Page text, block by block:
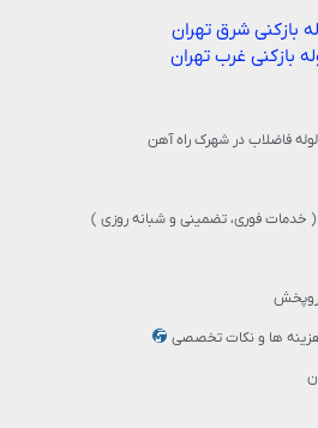
بازکنی شرق تهران
بازکنی غرب تهران
فاضلاب در شهرک راه‌ آهن
( خدمات فوری، تضمینی و شبانه روزی )
هزینه‌ ها و نکات تخصصی